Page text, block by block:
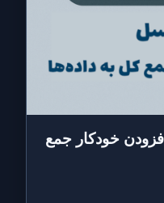
خودکار جمع